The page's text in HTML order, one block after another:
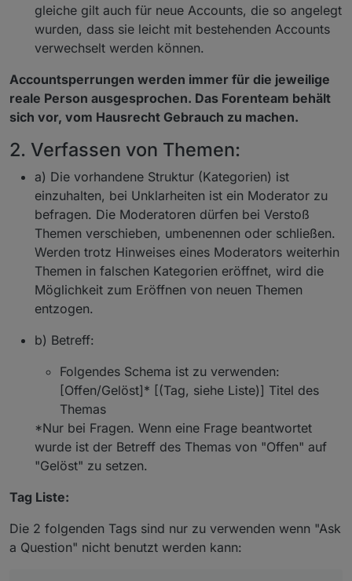
gleiche gilt auch für neue Accounts, die so angelegt
wurden, dass sie leicht mit bestehenden Accounts
verwechselt werden können.
Accountsperrungen werden immer für die jeweilige
reale Person ausgesprochen. Das Forenteam behält
sich vor, vom Hausrecht Gebrauch zu machen.
2. Verfassen von Themen:
a) Die vorhandene Struktur (Kategorien) ist
einzuhalten, bei Unklarheiten ist ein Moderator zu
befragen. Die Moderatoren dürfen bei Verstoß
Themen verschieben, umbenennen oder schließen.
Werden trotz Hinweises eines Moderators weiterhin
Themen in falschen Kategorien eröffnet, wird die
Möglichkeit zum Eröffnen von neuen Themen
entzogen.
b) Betreff:
Folgendes Schema ist zu verwenden:
[Offen/Gelöst]* [(Tag, siehe Liste)] Titel des
Themas
*Nur bei Fragen. Wenn eine Frage beantwortet
wurde ist der Betreff des Themas von "Offen" auf
"Gelöst" zu setzen.
Tag Liste:
Die 2 folgenden Tags sind nur zu verwenden wenn "Ask
a Question" nicht benutzt werden kann: